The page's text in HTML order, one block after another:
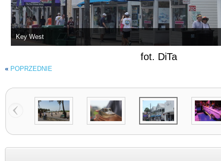
Key West
fot. DiTa
« POPRZEDNIE